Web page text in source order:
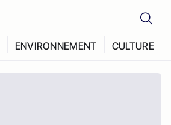
ENVIRONNEMENT CULTURE